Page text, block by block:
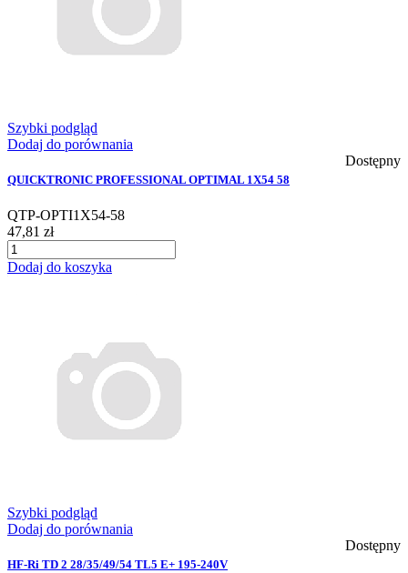
Szybki podgląd
Dodaj do porównania
Dostępny
QUICKTRONIC PROFESSIONAL OPTIMAL 1X54 58
QTP-OPTI1X54-58
47,81 zł
Dodaj do koszyka
Szybki podgląd
Dodaj do porównania
Dostępny
HF-Ri TD 2 28/35/49/54 TL5 E+ 195-240V